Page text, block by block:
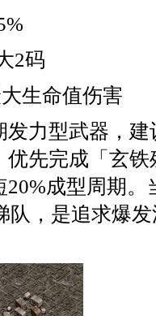
2码
生命值伤害
力型武器，
优先完成「玄
成型周期。
队，是追求爆